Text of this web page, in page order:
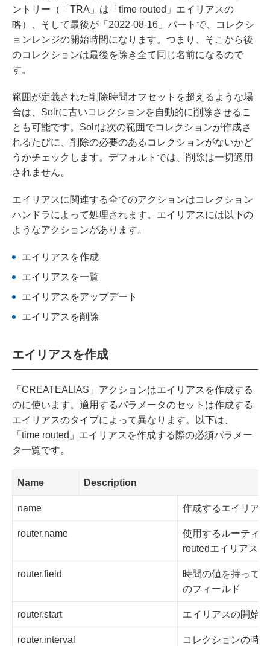
ントリー（「TRA」は「time routed」エイリアスの
略）、そして最後が「2022-08-16」パートで、コレクシ
ョンレンジの開始時間になります。つまり、そこから後
のコレクションは最後を除き全て同じ名前になるので
す。
範囲が定義された削除時間オフセットを超えるような場
合は、Solrに古いコレクションを自動的に削除させるこ
とも可能です。Solrは次の範囲でコレクションが作成さ
れるたびに、削除の必要のあるコレクションがないかど
うかチェックします。デフォルトでは、削除は一切適用
されません。
エイリアスに関連する全てのアクションはコレクション
ハンドラによって処理されます。エイリアスには以下の
ようなアクションがあります。
エイリアスを作成
エイリアスを一覧
エイリアスをアップデート
エイリアスを削除
エイリアスを作成
「CREATEALIAS」アクションはエイリアスを作成する
のに使います。適用するパラメータのセットは作成する
エイリアスのタイプによって異なります。以下は、
「time routed」エイリアスを作成する際の必須パラメー
タ一覧です。
Name Description
name 作成するエイリア
router.name
使用するルーティ
routedエイリアス
router.field
時間の値を持って
のフィールド
router.start エイリアスの開始
router.interval コレクションの時